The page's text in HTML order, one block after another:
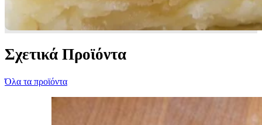
Σχετικά Προϊόντα
Όλα τα προϊόντα